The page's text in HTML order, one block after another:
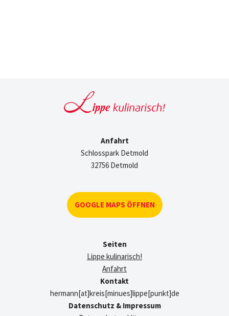
Anfahrt
Schlosspark Detmold
32756 Detmold
GOOGLE MAPS ÖFFNEN
Seiten
Lippe kulinarisch!
Anfahrt
Kontakt
hermann[at]kreis[minues]lippe[punkt]de
Datenschutz & Impressum